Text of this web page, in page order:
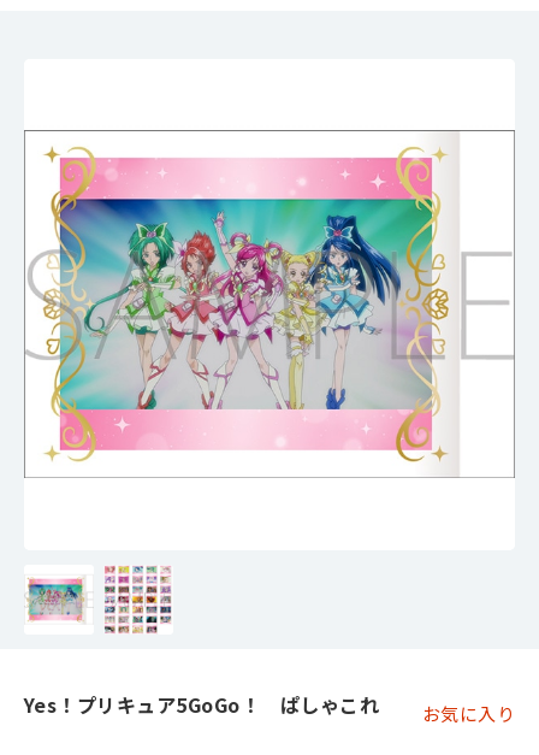
Yes！プリキュア5GoGo！ ぱしゃこれ お気に入り